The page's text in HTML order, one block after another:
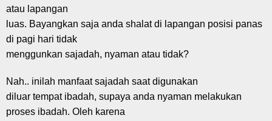
atau lapangan
luas. Bayangkan saja anda shalat di lapangan posisi panas
di pagi hari tidak
menggunkan sajadah, nyaman atau tidak?
Nah.. inilah manfaat sajadah saat digunakan
diluar tempat ibadah, supaya anda nyaman melakukan
proses ibadah. Oleh karena